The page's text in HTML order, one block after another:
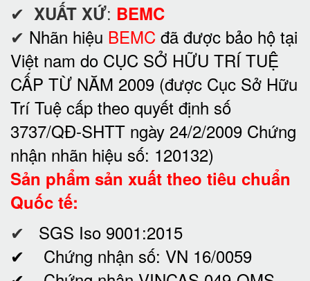
✔ XUẤT XỨ: BEMC
✔ Nhãn hiệu BEMC đã được bảo hộ tại
Việt nam do CỤC SỞ HỮU TRÍ TUỆ
CẤP TỪ NĂM 2009 (được Cục Sở Hữu
Trí Tuệ cấp theo quyết định số
3737/QĐ-SHTT ngày 24/2/2009 Chứng
nhận nhãn hiệu số: 120132)
Sản phẩm sản xuất theo tiêu chuẩn
Quốc tế:
✔ SGS Iso 9001:2015
✔ Chứng nhận số: VN 16/0059